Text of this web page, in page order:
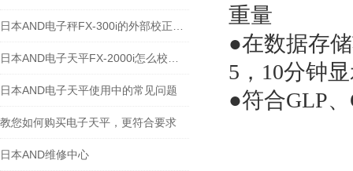
日本AND电子天平使用中的常见问题
教您如何购买电子天平，更符合要求
日本AND维修中心
重量
●在数据存
5 ， 10分钟
●符合GLP、